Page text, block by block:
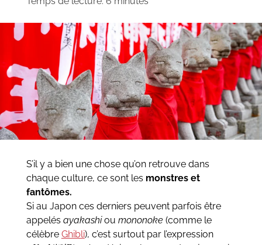
S’il y a bien une chose qu’on retrouve dans
chaque culture, ce sont les monstres et
fantômes.
Si au Japon ces derniers peuvent parfois être
appelés ayakashiou mononoke (comme le
célèbre Ghibli), c’est surtout par l’expression